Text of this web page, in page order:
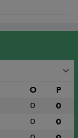
O P
0 0
0 0